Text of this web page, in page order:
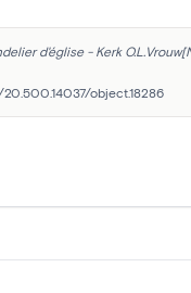
d'église - Kerk
object.18286